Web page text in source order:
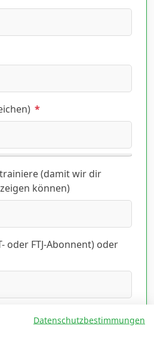
*
(damit wir dir
können)
oder FTJ-Abonnent) oder
gelesen
lesen
Datenschutzbestimmungen